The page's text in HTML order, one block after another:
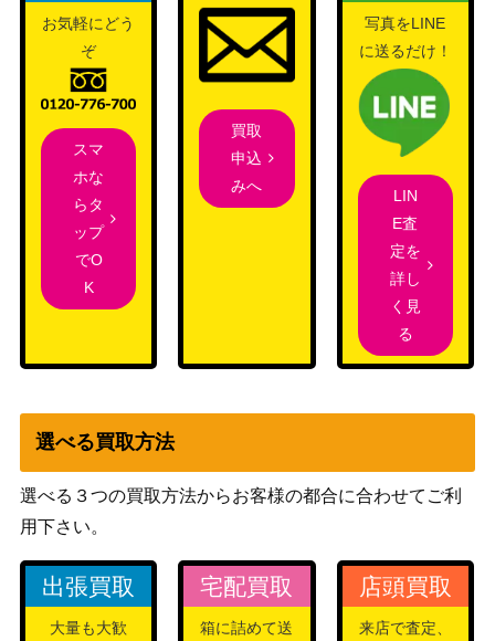
C/S81-094SSP)
ーカラーズ）
救護の虎 タイガ
【GRI/S112-073S
P】
ブシロード
（グリザイア：ファントムト
2,100
両腕いっぱい 平安
ブシロード
（ラブライブ！スクールアイ
ドルフェスティバル2）
いざ！大海原へ 桜
坂 しずく(LNJ/W8
5-001SSP)
22,000
祝福の花をあなた
5-008SP】
（アイドルマスター シンデレ
2,600
マイ・ピュア・ロ
SC/S81-004SSP)
ブシロード
35,000
満身創痍 綾乃【Y
RC/W116-075S
P】
ブシロード
2,480
お気軽にどう
ぞ
スマ
ホな
らタ
ップ
でO
K
買取
申込
みへ
写真をLINE
に送るだけ！
LIN
E査
定を
詳し
く見
る
選べる買取方法
選べる３つの買取方法からお客様の都合に合わせてご利
用下さい。
出張買取
大量も大歓
宅配買取
箱に詰めて送
店頭買取
来店で査定、